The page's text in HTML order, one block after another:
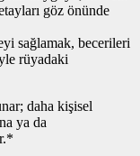
göz önünde
sağlamak, becerileri
rüyadaki
daha kişisel
ya da